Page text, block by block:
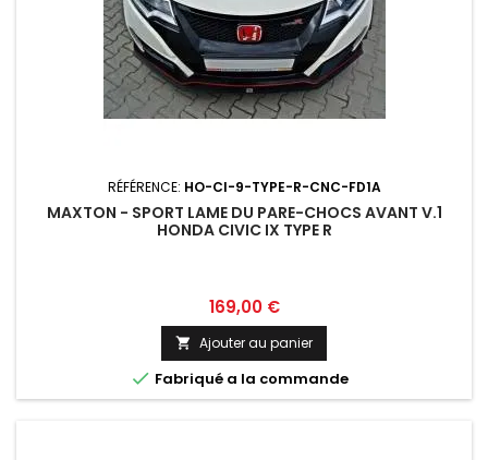
RÉFÉRENCE: HO-CI-9-TYPE-R-CNC-FD1A
MAXTON - SPORT LAME DU PARE-CHOCS AVANT V.1
HONDA CIVIC IX TYPE R
Prix
169,00 €
 Ajouter au panier
 Fabriqué a la commande